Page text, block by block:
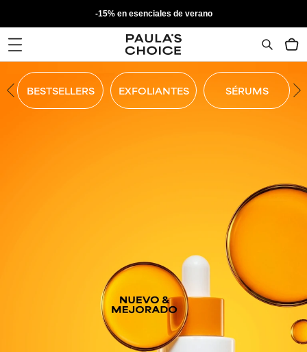
-15% en esenciales de verano
BESTSELLERS EXFOLIANTES SÉRUMS